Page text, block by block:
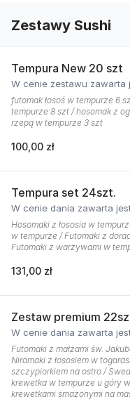
Zestawy Sushi
Tempura New 20 szt
W cenie zestawu zawarta
futomak łosoś w tempurze 6
tempurze 8 szt / hosomak z
rzepą w tempurze 3 szt
100,00 zł
Tempura set 24szt.
W cenie dania zawarta
Hosomaki z łososia w
w tempurze / Futomaki z
Futomaki z warzywami w
131,00 zł
Zestaw premium
W cenie dania zawarta
Futomaki z małżami św.
Niramaki z łososiem w
szczypiorkiem na ostro /
krewetka w tempurze u góry
krewetkami smażonymi na